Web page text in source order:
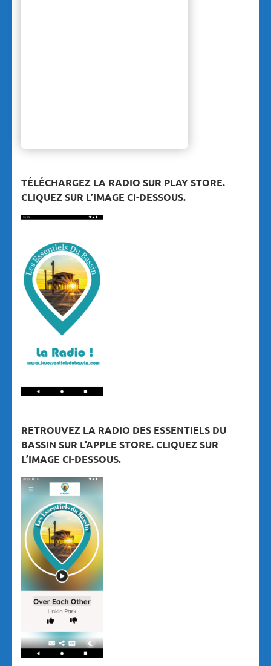
TÉLÉCHARGEZ LA RADIO SUR PLAY STORE.
CLIQUEZ SUR L’IMAGE CI-DESSOUS.
RETROUVEZ LA RADIO DES ESSENTIELS DU
BASSIN SUR L’APPLE STORE. CLIQUEZ SUR
L’IMAGE CI-DESSOUS.